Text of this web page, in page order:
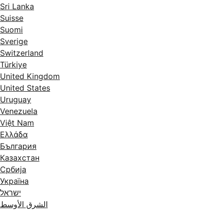
Sri Lanka
Suisse
Suomi
Sverige
Switzerland
Türkiye
United Kingdom
United States
Uruguay
Venezuela
Việt Nam
Ελλάδα
България
Казахстан
Србија
Україна
ישראל
الشرق الأوسط